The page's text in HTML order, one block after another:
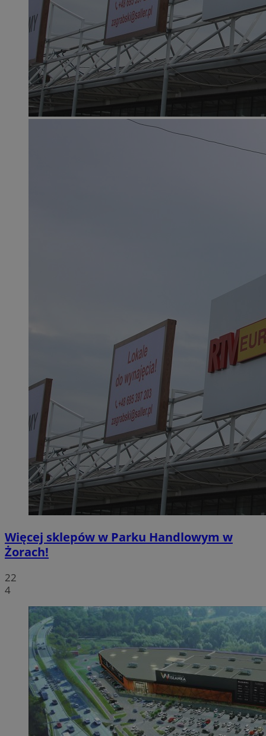
Więcej sklepów w Parku Handlowym w
Żorach!
22
4